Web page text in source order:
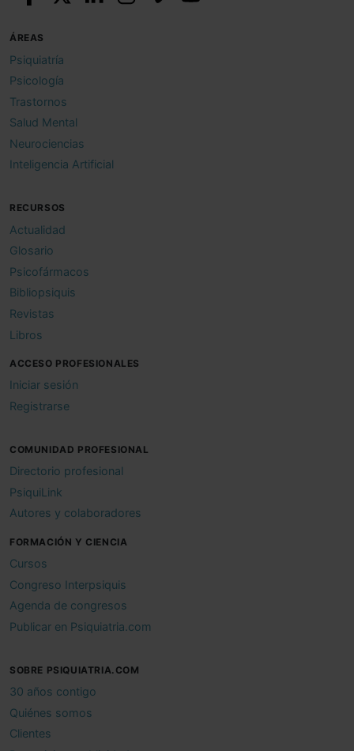
ÁREAS
Psiquiatría
Psicología
Trastornos
Salud Mental
Neurociencias
Inteligencia Artificial
RECURSOS
Actualidad
Glosario
Psicofármacos
Bibliopsiquis
Revistas
Libros
ACCESO PROFESIONALES
Iniciar sesión
Registrarse
COMUNIDAD PROFESIONAL
Directorio profesional
PsiquiLink
Autores y colaboradores
FORMACIÓN Y CIENCIA
Cursos
Congreso Interpsiquis
Agenda de congresos
Publicar en Psiquiatria.com
SOBRE PSIQUIATRIA.COM
30 años contigo
Quiénes somos
Clientes